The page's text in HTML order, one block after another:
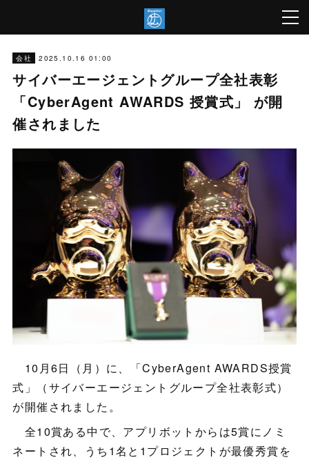
会社 2025.10.16 01:00
サイバーエージェントグループ全社表彰
「CyberAgent AWARDS 授賞式」 が開
催されました
10月6日（月）に、「CyberAgent AWARDS授賞
式」（サイバーエージェントグループ全社表彰式）
が開催されました。
全10賞ある中で、アプリボットからは5賞にノミ
ネートされ、うち1名と1プロジェクトが最優秀賞を